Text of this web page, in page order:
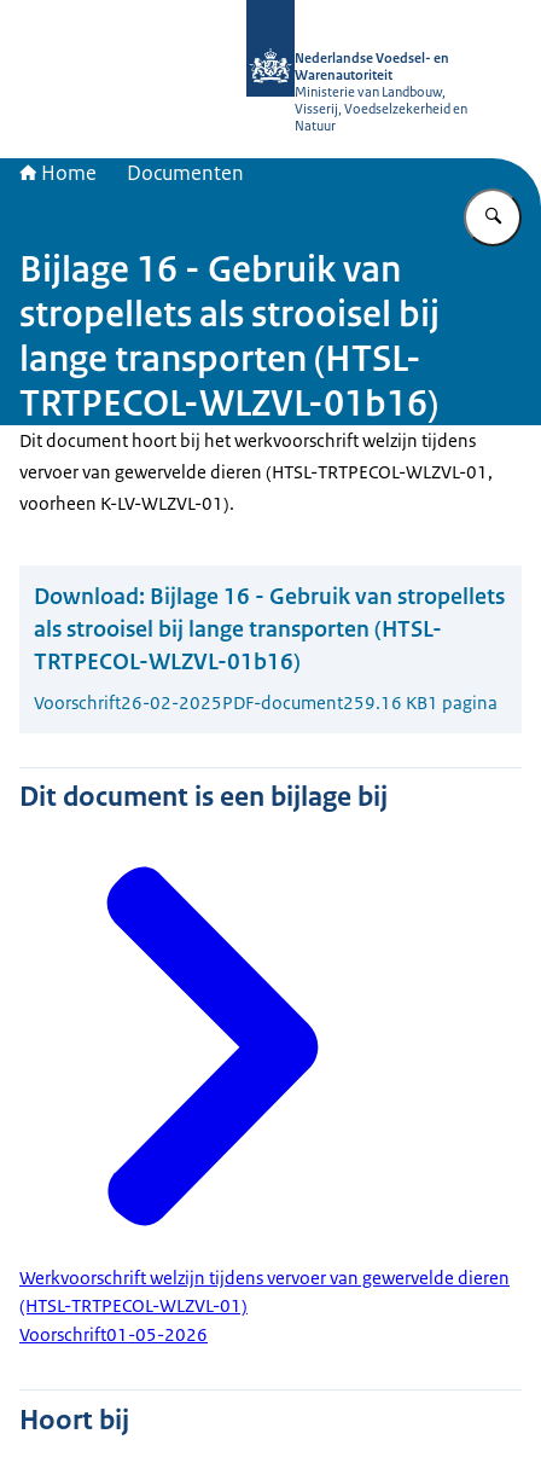
Nederlandse Voedsel- en
Warenautoriteit
Ministerie van Landbouw,
Visserij, Voedselzekerheid en
Natuur
Home Documenten
Bijlage 16 - Gebruik van
stropellets als strooisel bij
lange transporten (HTSL-
TRTPECOL-WLZVL-01b16)
Dit document hoort bij het werkvoorschrift welzijn tijdens
vervoer van gewervelde dieren (HTSL-TRTPECOL-WLZVL-01,
voorheen K-LV-WLZVL-01).
Download: Bijlage 16 - Gebruik van stropellets
als strooisel bij lange transporten (HTSL-
TRTPECOL-WLZVL-01b16)
Voorschrift26-02-2025PDF-document259.16 KB1 pagina
Dit document is een bijlage bij
Werkvoorschrift welzijn tijdens vervoer van gewervelde dieren
(HTSL-TRTPECOL-WLZVL-01)
Voorschrift01-05-2026
Hoort bij